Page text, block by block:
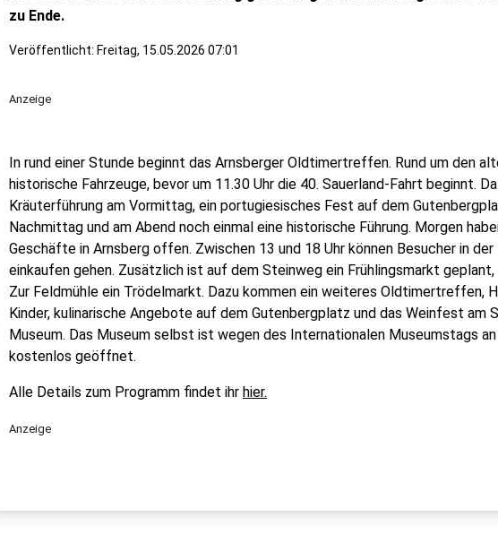
zu Ende.
Veröffentlicht: Freitag, 15.05.2026 07:01
Anzeige
In rund einer Stunde beginnt das Arnsberger Oldtimertreffen. Rund um den
historische Fahrzeuge, bevor um 11.30 Uhr die 40. Sauerland-Fahrt beginnt.
Kräuterführung am Vormittag, ein portugiesisches Fest auf dem
Nachmittag und am Abend noch einmal eine historische Führung. Morgen
Geschäfte in Arnsberg offen. Zwischen 13 und 18 Uhr können Besucher in
einkaufen gehen. Zusätzlich ist auf dem Steinweg ein Frühlingsmarkt
Zur Feldmühle ein Trödelmarkt. Dazu kommen ein weiteres Oldtimertreffen,
Kinder, kulinarische Angebote auf dem Gutenbergplatz und das Weinfest am
Museum. Das Museum selbst ist wegen des Internationalen Museumstags
kostenlos geöffnet.
Alle Details zum Programm findet ihr hier.
Anzeige